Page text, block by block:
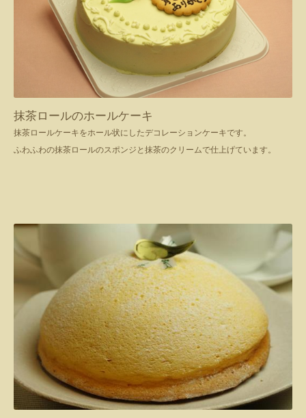
抹茶ロールのホールケーキ
抹茶ロールケーキをホール状にしたデコレーションケーキです。
ふわふわの抹茶ロールのスポンジと抹茶のクリームで仕上げています。